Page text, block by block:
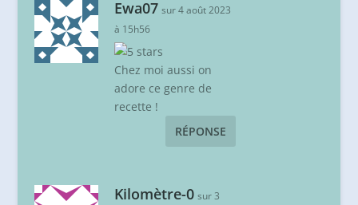
Ewa07 sur 4 août 2023
à 15h56
Chez moi aussi on
adore ce genre de
recette !
RÉPONSE
Kilomètre-0 sur 3